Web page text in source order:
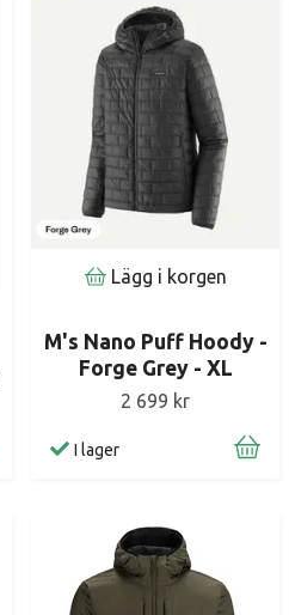
Lägg i korgen
M's Nano Puff Hoody -
Forge Grey - XL
2 699 kr
I lager